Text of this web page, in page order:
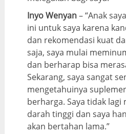
Inyo Wenyan– “Anak
ini untuk saya karena
dan rekomendasi kuat
saja, saya mulai
dan berharap bisa
Sekarang, saya sangat
mengetahuinya
berharga. Saya tidak
darah tinggi dan saya
akan bertahan lama.”